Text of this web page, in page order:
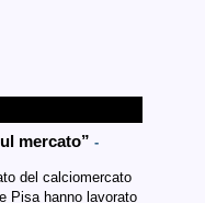
mercato” -
del calciomercato
Pisa hanno lavorato